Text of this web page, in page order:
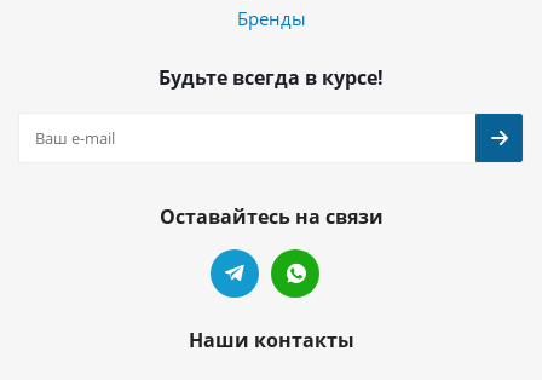
Бренды
Будьте всегда в курсе!
Оставайтесь на связи
Наши контакты